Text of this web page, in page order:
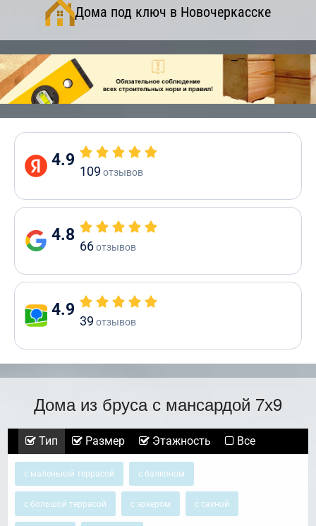
Дома под ключ в Новочеркасске
4.9
109 отзывов
4.8
66отзывов
4.9
39 отзывов
Дома из бруса с мансардой 7х9
Тип Размер Этажность Все
с маленькой террасой с балконом
с большой террасой с эркером с сауной